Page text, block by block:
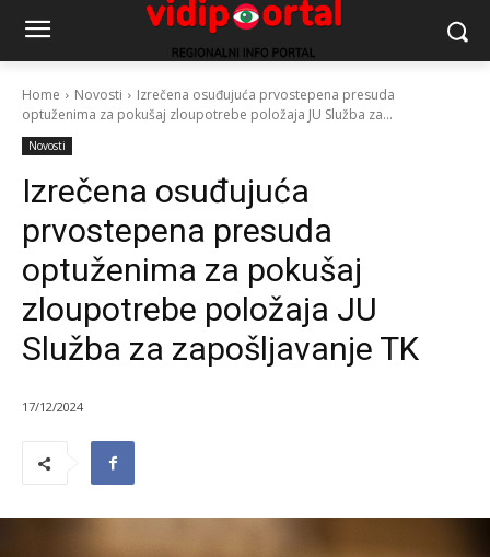
Home Novosti
Izrečena osuđujuća prvostepena presuda
optuženima za pokušaj zloupotrebe položaja JU Služba za...
Novosti
Izrečena osuđujuća
prvostepena presuda
optuženima za pokušaj
zloupotrebe položaja JU
Služba za zapošljavanje TK
17/12/2024